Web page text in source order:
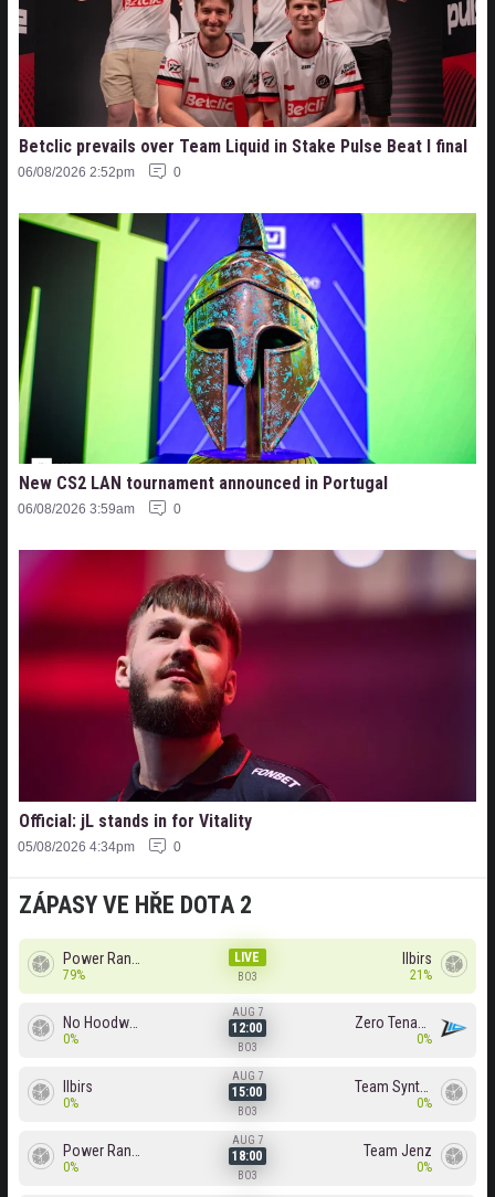
ZÁPASY VE HŘE DOTA 2
79%
LIVE
BO3
Ilbirs
21%
0%
AUG 7
12:00
BO3
0%
Ilbirs
0%
AUG 7
15:00
BO3
0%
0%
AUG 7
18:00
BO3
Team Jenz
0%
Betclic prevails over Team Liquid in Stake Pulse Beat I final
06/08/2026 2:52pm 0
New CS2 LAN tournament announced in Portugal
06/08/2026 3:59am 0
Official: jL stands in for Vitality
05/08/2026 4:34pm 0